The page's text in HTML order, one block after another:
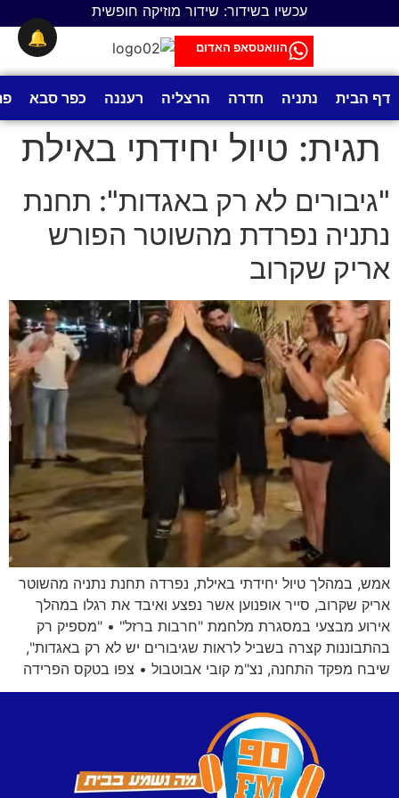
עכשיו בשידור: שידור מוזיקה חופשית
הוואטסאפ האדום
דף הבית נתניה חדרה הרצליה רעננה כפר סבא
תגית: טיול יחידתי באילת
"גיבורים לא רק באגדות": תחנת
נתניה נפרדת מהשוטר הפורש
אריק שקרוב
אמש, במהלך טיול יחידתי באילת, נפרדה תחנת נתניה מהשוטר
אריק שקרוב, סייר אופנוען אשר נפצע ואיבד את רגלו במהלך
אירוע מבצעי במסגרת מלחמת "חרבות ברזל" • "מספיק רק
בהתבוננות קצרה בשביל לראות שגיבורים יש לא רק באגדות",
שיבח מפקד התחנה, נצ"מ קובי אבוטבול • צפו בטקס הפרידה
🔔